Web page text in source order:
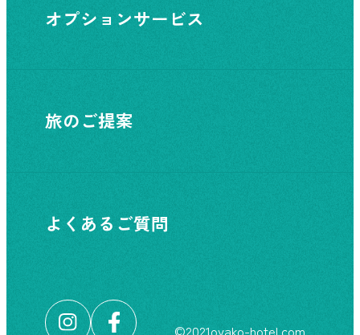
オプションサービス
旅のご提案
よくあるご質問